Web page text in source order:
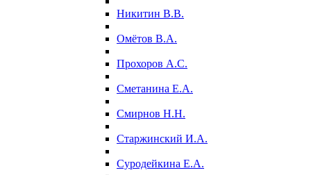
Никитин В.В.
Омётов В.А.
Прохоров А.С.
Сметанина Е.А.
Смирнов Н.Н.
Старжинский И.А.
Суродейкина Е.А.